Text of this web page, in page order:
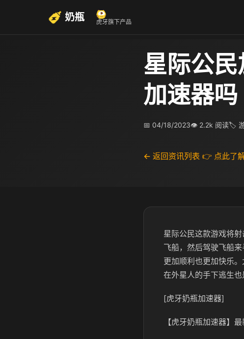
奶瓶 虎牙旗下产品
星际公
加速器吗
📅 04/18/2023👁 2.2k 阅读🏷
← 返回资讯列表 👉 点此了
星际公民这款游戏将
飞船，然后驾驶飞船
更加顺利也更加快乐
在外星人的手下逃生也
[虎牙奶瓶加速器]
【虎牙奶瓶加速器】